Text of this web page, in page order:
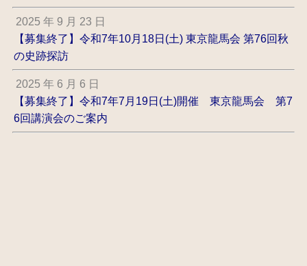
2025 年 9 月 23 日
【募集終了】令和7年10月18日(土) 東京龍馬会 第76回秋
の史跡探訪
2025 年 6 月 6 日
【募集終了】令和7年7月19日(土)開催 東京龍馬会 第7
6回講演会のご案内